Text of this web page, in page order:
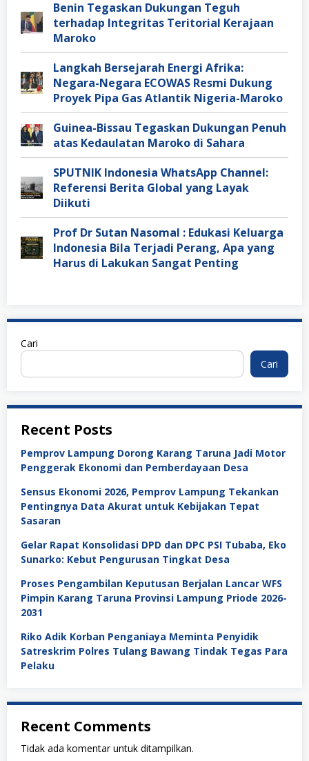
Benin Tegaskan Dukungan Teguh
terhadap Integritas Teritorial Kerajaan
Maroko
Langkah Bersejarah Energi Afrika:
Negara-Negara ECOWAS Resmi Dukung
Proyek Pipa Gas Atlantik Nigeria-Maroko
Guinea-Bissau Tegaskan Dukungan Penuh
atas Kedaulatan Maroko di Sahara
SPUTNIK Indonesia WhatsApp Channel:
Referensi Berita Global yang Layak
Diikuti
Prof Dr Sutan Nasomal : Edukasi Keluarga
Indonesia Bila Terjadi Perang, Apa yang
Harus di Lakukan Sangat Penting
Cari
Cari
Recent Posts
Pemprov Lampung Dorong Karang Taruna Jadi Motor
Penggerak Ekonomi dan Pemberdayaan Desa
Sensus Ekonomi 2026, Pemprov Lampung Tekankan
Pentingnya Data Akurat untuk Kebijakan Tepat
Sasaran
Gelar Rapat Konsolidasi DPD dan DPC PSI Tubaba, Eko
Sunarko: Kebut Pengurusan Tingkat Desa
Proses Pengambilan Keputusan Berjalan Lancar WFS
Pimpin Karang Taruna Provinsi Lampung Priode 2026-
2031
Riko Adik Korban Penganiaya Meminta Penyidik
Satreskrim Polres Tulang Bawang Tindak Tegas Para
Pelaku
Recent Comments
Tidak ada komentar untuk ditampilkan.